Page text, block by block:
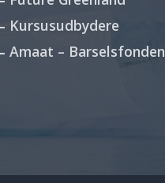
Kursusudbydere
Amaat – Barselsfonden